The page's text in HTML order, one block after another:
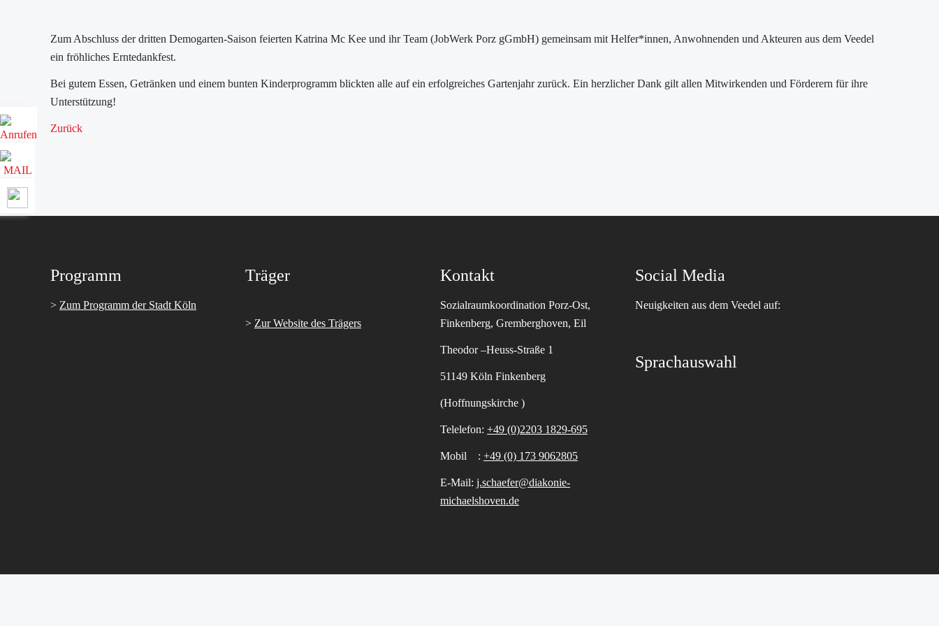
Zum Abschluss der dritten Demogarten-Saison feierten Katrina Mc Kee und ihr Team (JobWerk Porz gGmbH) gemeinsam mit Helfer*innen, Anwohnenden und Akteuren aus dem Veedel
ein fröhliches Erntedankfest.
Bei gutem Essen, Getränken und einem bunten Kinderprogramm blickten alle auf ein erfolgreiches Gartenjahr zurück. Ein herzlicher Dank gilt allen Mitwirkenden und Förderern für ihre
Unterstützung!
Zurück
Programm
> Zum Programm der Stadt Köln
Träger
> Zur Website des Trägers
Kontakt
Sozialraumkoordination Porz-Ost,
Finkenberg, Gremberghoven, Eil
Theodor –Heuss-Straße 1
51149 Köln Finkenberg
(Hoffnungskirche )
Telelefon: +49 (0)2203 1829-695
Mobil : +49 (0) 173 9062805
E-Mail: j.schaefer@diakonie-
michaelshoven.de
Social Media
Neuigkeiten aus dem Veedel auf:
Sprachauswahl